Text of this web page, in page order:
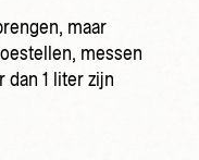
maar
messen
dan 1 liter zijn